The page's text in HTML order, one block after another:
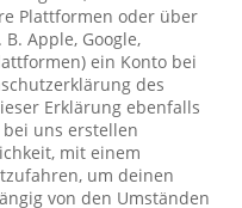
Plattformen oder über
Apple, Google,
ein Konto bei
des
Erklärung ebenfalls
uns erstellen
mit einem
um deinen
von den Umständen